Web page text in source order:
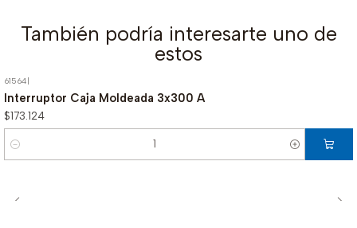
También podría interesarte uno de
estos
61564
Interruptor Caja Moldeada 3x300 A
$173.124
Cantidad